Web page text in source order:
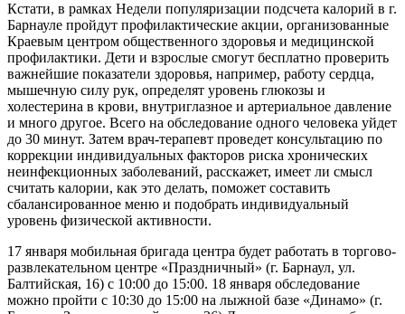
Кстати, в рамках Недели популяризации подсчета калорий в г.
Барнауле пройдут профилактические акции, организованные
Краевым центром общественного здоровья и медицинской
профилактики. Дети и взрослые смогут бесплатно проверить
важнейшие показатели здоровья, например, работу сердца,
мышечную силу рук, определят уровень глюкозы и
холестерина в крови, внутриглазное и артериальное давление
и много другое. Всего на обследование одного человека уйдет
до 30 минут. Затем врач-терапевт проведет консультацию по
коррекции индивидуальных факторов риска хронических
неинфекционных заболеваний, расскажет, имеет ли смысл
считать калории, как это делать, поможет составить
сбалансированное меню и подобрать индивидуальный
уровень физической активности.
17 января мобильная бригада центра будет работать в торгово-
развлекательном центре «Праздничный» (г. Барнаул, ул.
Балтийская, 16) с 10:00 до 15:00. 18 января обследование
можно пройти с 10:30 до 15:00 на лыжной базе «Динамо» (г.